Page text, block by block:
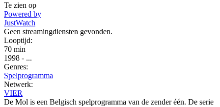
Te zien op
Powered by
JustWatch
Geen streamingdiensten gevonden.
Looptijd:
70 min
1998 - ...
Genres:
Spelprogramma
Netwerk:
VIER
De Mol is een Belgisch spelprogramma van de zender één. De serie